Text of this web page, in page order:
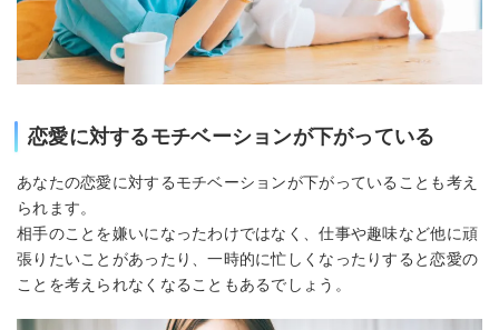
恋愛に対するモチベーションが下がっている
あなたの恋愛に対するモチベーションが下がっていることも考え
られます。
相手のことを嫌いになったわけではなく、仕事や趣味など他に頑
張りたいことがあったり、一時的に忙しくなったりすると恋愛の
ことを考えられなくなることもあるでしょう。